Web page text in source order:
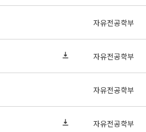
자유전공학부
자유전공학부
자유전공학부
자유전공학부